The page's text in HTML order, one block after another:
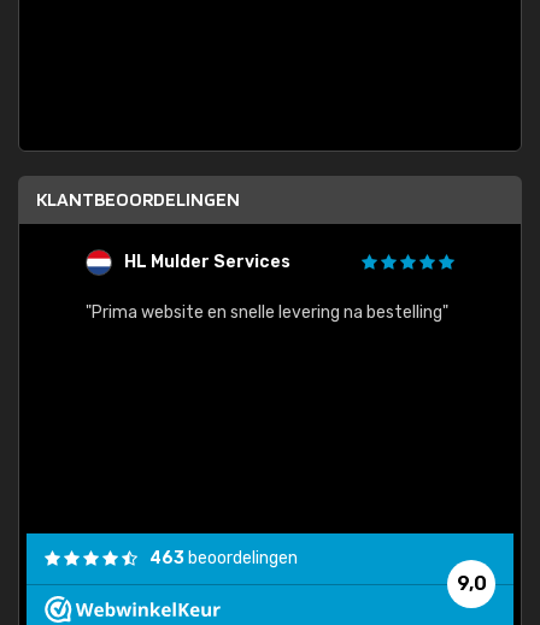
KLANTBEOORDELINGEN
HL Mulder Services
"Prima website en snelle levering na bestelling"
9,0
463 beoordelingen